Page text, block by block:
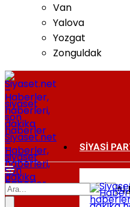
Van
Yalova
Yozgat
Zonguldak
Siyaset.net
–
Haberler,
siyaset
haberleri,
son
dakika
haberler
SIYASI